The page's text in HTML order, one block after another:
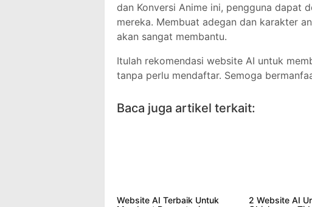
dan Konversi Anime ini, pengguna dapat
mereka. Membuat adegan dan karakter
akan sangat membantu.
Itulah rekomendasi website AI untuk
tanpa perlu mendaftar. Semoga
Baca juga artikel terkait:
Website AI Terbaik Untuk
2 Website AI